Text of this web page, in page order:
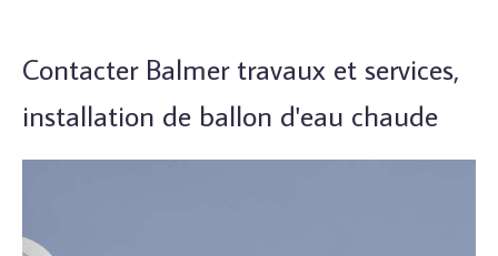
Contacter Balmer travaux et services,
installation de ballon d'eau chaude